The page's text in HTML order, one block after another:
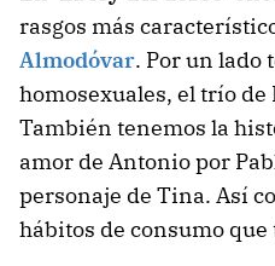
rasgos más
Almodóvar. Por un lado
homosexuales, el trío de
También tenemos la
amor de Antonio por
personaje de Tina. Así
hábitos de consumo